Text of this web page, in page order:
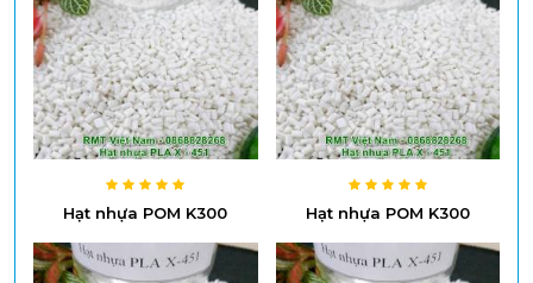
Hạt nhựa POM K300 Hạt nhựa POM K300